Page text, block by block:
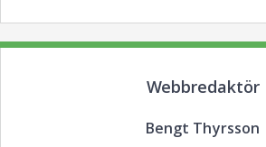
Webbredaktör
Bengt Thyrsson